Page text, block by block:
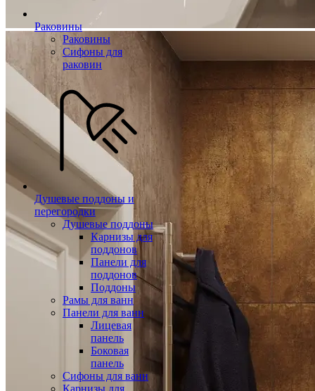
Раковины
Раковины
Сифоны для
раковин
Душевые поддоны и
перегородки
Душевые поддоны
Карнизы для
поддонов
Панели для
поддонов
Поддоны
Рамы для ванн
Панели для ванн
Лицевая
панель
Боковая
панель
Сифоны для ванн